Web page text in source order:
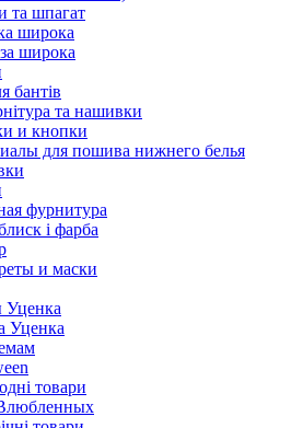
та шпагат
широка
широка
бантів
та нашивки
и кнопки
для пошива нижнего белья
фурнитура
і фарба
и маски
Уценка
Уценка
товари